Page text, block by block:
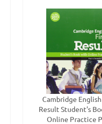
Cambridge
Result Student's
Online Practice